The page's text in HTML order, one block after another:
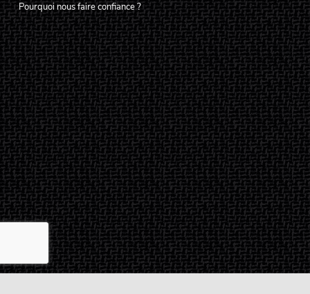
Pourquoi nous faire confiance ?